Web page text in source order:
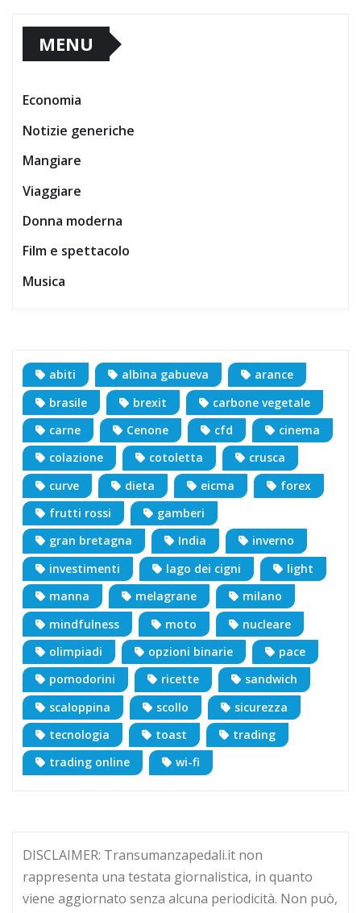
MENU
Economia
Notizie generiche
Mangiare
Viaggiare
Donna moderna
Film e spettacolo
Musica
abiti albina gabueva
arance
brasile
brexit
carbone vegetale
carne
Cenone cfd
cinema
colazione
cotoletta
crusca
curve
dieta eicma
forex
frutti rossi
gamberi
gran bretagna
India
inverno
investimenti
lago dei cigni
light
manna
melagrane
milano
mindfulness
moto
nucleare
olimpiadi
opzioni binarie
pace
pomodorini
ricette
sandwich
scaloppina
scollo
sicurezza
tecnologia
toast
trading
trading online
wi-fi
DISCLAIMER: Transumanzapedali.it non
rappresenta una testata giornalistica, in quanto
viene aggiornato senza alcuna periodicità. Non può,